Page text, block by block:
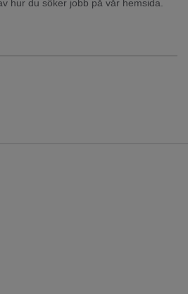
hur du söker jobb på vår hemsida.